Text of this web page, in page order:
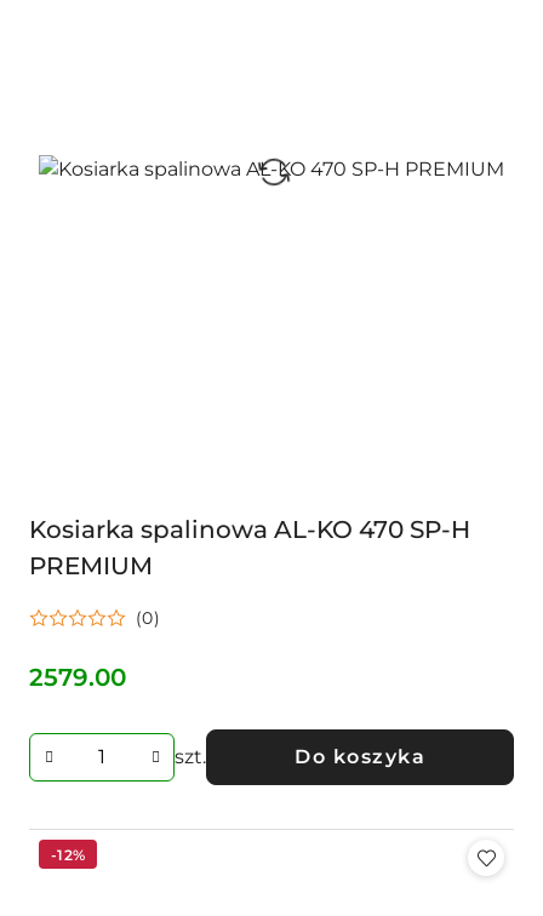
Kosiarka spalinowa AL-KO 470 SP-H
PREMIUM
(0)
Cena:
2579.00
szt. Do koszyka
-12%